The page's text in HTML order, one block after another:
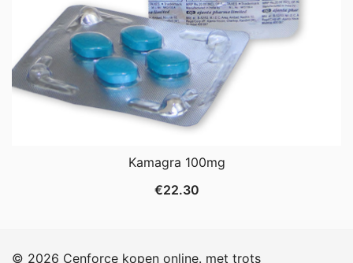
Kamagra 100mg
€22.30
© 2026 Cenforce kopen online. met trots